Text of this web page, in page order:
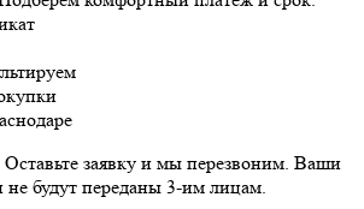
Оставьте заявку и мы перезвоним. Ваши
будут переданы 3-им лицам.